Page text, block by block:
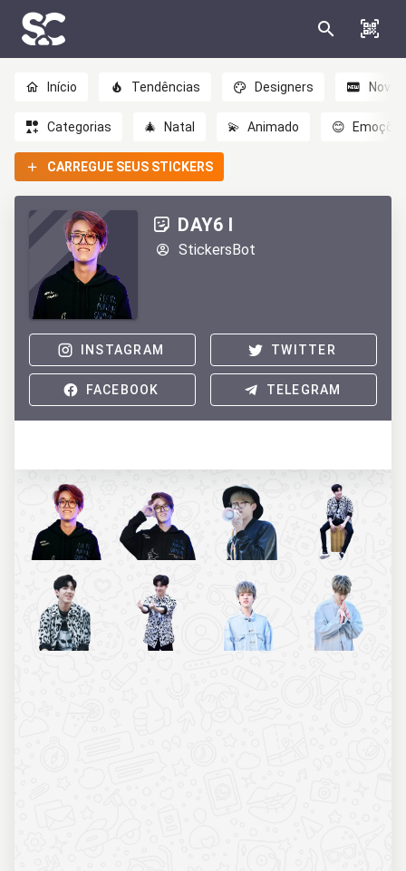
Início Tendências Designers Novo
Categorias 🎄 Natal 💫 Animado 😊
CARREGUE SEUS STICKERS
DAY6 I
StickersBot
INSTAGRAM TWITTER
FACEBOOK TELEGRAM